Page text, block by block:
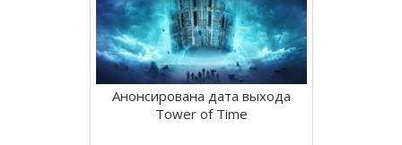
Анонсирована дата выхода
Tower of Time